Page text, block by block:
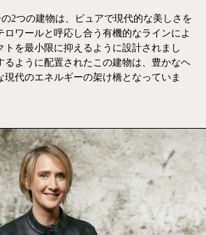
の2つの建物は、ピュアで現代的な美しさを
ロワールと呼応し合う有機的なラインによ
トを最小限に抑えるように設計されまし
るように配置されたこの建物は、豊かなヘ
現代のエネルギーの架け橋となっていま